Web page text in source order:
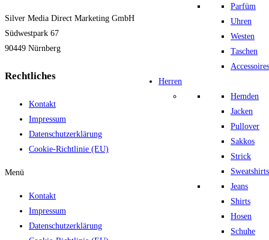
Parfüm
Uhren
Westen
Taschen
Accessoires
Herren
Hemden
Jacken
Pullover
Sakkos
Strick
Sweatshirts
Jeans
Shirts
Hosen
Schuhe
Silver Media Direct Marketing GmbH
Südwestpark 67
90449 Nürnberg
Rechtliches
Kontakt
Impressum
Datenschutzerklärung
Cookie-Richtlinie (EU)
Menü
Kontakt
Impressum
Datenschutzerklärung